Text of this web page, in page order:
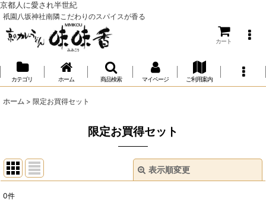
京都人に愛され半世紀
祇園八坂神社南隣こだわりのスパイスが香る
カート
カテゴリ ホーム 商品検索 マイページ ご利用案内
ホーム > 限定お買得セット
限定お買得セット
表示順変更
表示数
0件